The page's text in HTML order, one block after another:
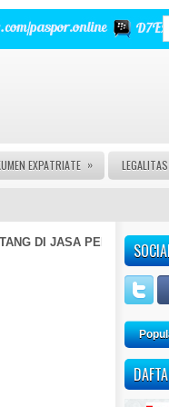
EXPATRIATE »
DI JASA PENGURUSAN